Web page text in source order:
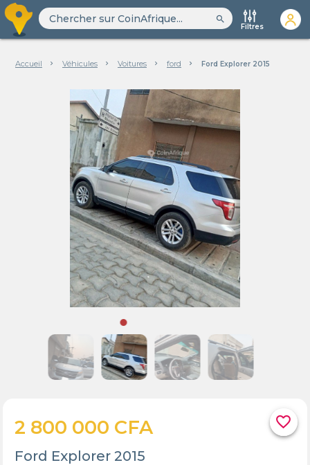
search
Filtres
Accueil Véhicules Voitures ford Ford Explorer 2015
favorite_border
2 800 000 CFA
Ford Explorer 2015